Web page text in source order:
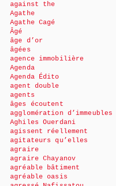
against the
Agathe
Agathe Cagé
Âgé
âge d’or
âgées
agence immobilière
Agenda
Agenda Édito
agent double
agents
âges écoutent
agglomération d’immeubles
Aghiles Ouerdani
agissent réellement
agitateurs qu’elles
agraire
agraire Chayanov
agréable bâtiment
agréable oasis